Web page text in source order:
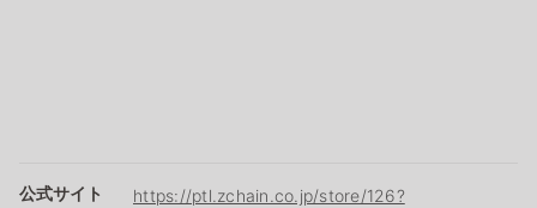
公式サイト
https://ptl.zchain.co.jp/store/126?